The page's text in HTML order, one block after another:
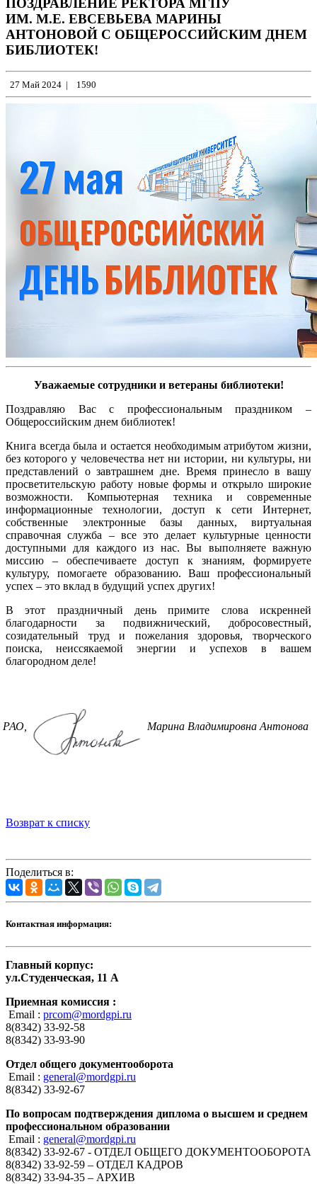
ИМ. М.Е. ЕВСЕВЬЕВА МАРИНЫ
АНТОНОВОЙ С ОБЩЕРОССИЙСКИМ ДНЕМ
БИБЛИОТЕК!
27 Май 2024 | 1590
Уважаемые сотрудники и ветераны библиотеки!
Поздравляю Вас с профессиональным праздником –
Общероссийским днем библиотек!
Книга всегда была и остается необходимым атрибутом жизни,
без которого у человечества нет ни истории, ни культуры, ни
представлений о завтрашнем дне. Время принесло в вашу
просветительскую работу новые формы и открыло широкие
возможности. Компьютерная техника и современные
информационные технологии, доступ к сети Интернет,
собственные электронные базы данных, виртуальная
справочная служба – все это делает культурные ценности
доступными для каждого из нас. Вы выполняете важную
миссию – обеспечиваете доступ к знаниям, формируете
культуру, помогаете образованию. Ваш профессиональный
успех – это вклад в будущий успех других!
В этот праздничный день примите слова искренней
благодарности за подвижнический, добросовестный,
созидательный труд и пожелания здоровья, творческого
поиска, неиссякаемой энергии и успехов в вашем
благородном деле!
РАО, Марина Владимировна Антонова
Возврат к списку
Поделиться в:
Контактная информация:
Главный корпус:
ул.Студенческая, 11 А
Приемная комиссия :
Email : prcom@mordgpi.ru
8(8342) 33-92-58
8(8342) 33-93-90
Отдел общего документооборота
Email : general@mordgpi.ru
8(8342) 33-92-67
По вопросам подтверждения диплома о высшем и среднем
профессиональном образовании
Email : general@mordgpi.ru
8(8342) 33-92-67 - ОТДЕЛ ОБЩЕГО ДОКУМЕНТООБОРОТА
8(8342) 33-92-59 – ОТДЕЛ КАДРОВ
8(8342) 33-94-35 – АРХИВ